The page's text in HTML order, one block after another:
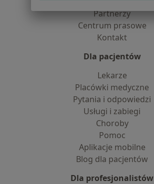
Partnerzy
Centrum prasowe
Kontakt
Dla pacjentów
Lekarze
Placówki medyczne
Pytania i odpowiedzi
Usługi i zabiegi
Choroby
Pomoc
Aplikacje mobilne
Blog dla pacjentów
Dla profesjonalistów